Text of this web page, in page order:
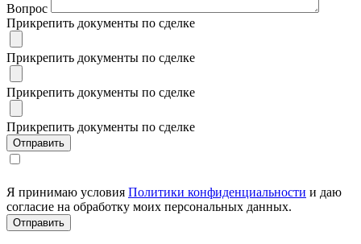
Вопрос
Прикрепить документы по сделке
Прикрепить документы по сделке
Прикрепить документы по сделке
Прикрепить документы по сделке
Я принимаю условия Политики конфиденциальности и даю
согласие на обработку моих персональных данных.